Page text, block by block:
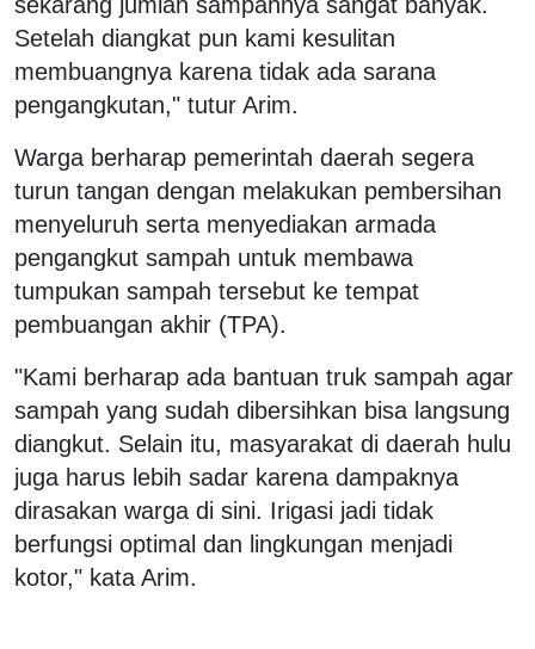
Setelah diangkat pun kami kesulitan
membuangnya karena tidak ada sarana
pengangkutan," tutur Arim.
Warga berharap pemerintah daerah segera
turun tangan dengan melakukan pembersihan
menyeluruh serta menyediakan armada
pengangkut sampah untuk membawa
tumpukan sampah tersebut ke tempat
pembuangan akhir (TPA).
"Kami berharap ada bantuan truk sampah agar
sampah yang sudah dibersihkan bisa langsung
diangkut. Selain itu, masyarakat di daerah hulu
juga harus lebih sadar karena dampaknya
dirasakan warga di sini. Irigasi jadi tidak
berfungsi optimal dan lingkungan menjadi
kotor," kata Arim.